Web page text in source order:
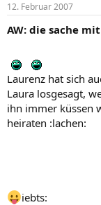
12. Februar 2007
AW: die sache
Laurenz hat sich
Laura losgesagt,
ihn immer küssen
heiraten :lachen:
iebts: